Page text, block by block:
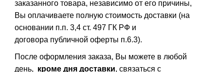
заказанного товара, независимо от его причины,
Вы оплачиваете полную стоимость доставки (на
основании п.п. 3,4 ст. 497 ГК РФ и
договора публичной оферты п.6.3).
После оформления заказа, Вы можете в любой
день, кроме дня доставки, связаться с